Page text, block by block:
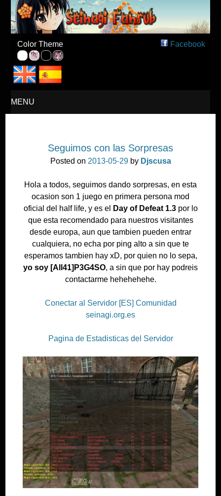
Seinagi Fansub – Español
Color Theme Facebook
MENU
Seguimos con las Sorpresas
Posted on 2013-05-29by Djscusa
Hola a todos, seguimos dando sorpresas, en esta
ocasion son 1 juego en primera persona mod
oficial del half life, y es el
Day of Defeat 1.3por lo
que esta recomendado para nuestros visitantes
desde europa, aun que tambien pueden entrar
cualquiera, no echa por ping alto a sin que te
esperamos tambien hay xD, por quien no lo sepa,
yo soy [All41]P3G4SO, a sin que por hay podreis
contactarme hehehehehe.
Conectar al Servidor [ES] Comunidad
seinagi.org.es
Pagina de Estadisticas del Servidor